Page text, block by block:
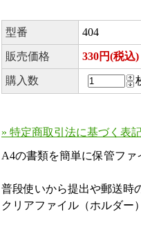
型番 404
販売価格 330円(税込)
購入数
» 特定商取引法に基づく表
A4の書類を簡単に保管ファ
普段使いから提出や郵送時
クリアファイル（ホルダー